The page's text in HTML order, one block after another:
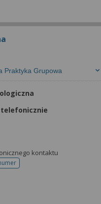
Praktyka Grupowa
kontaktu
do rejestracji